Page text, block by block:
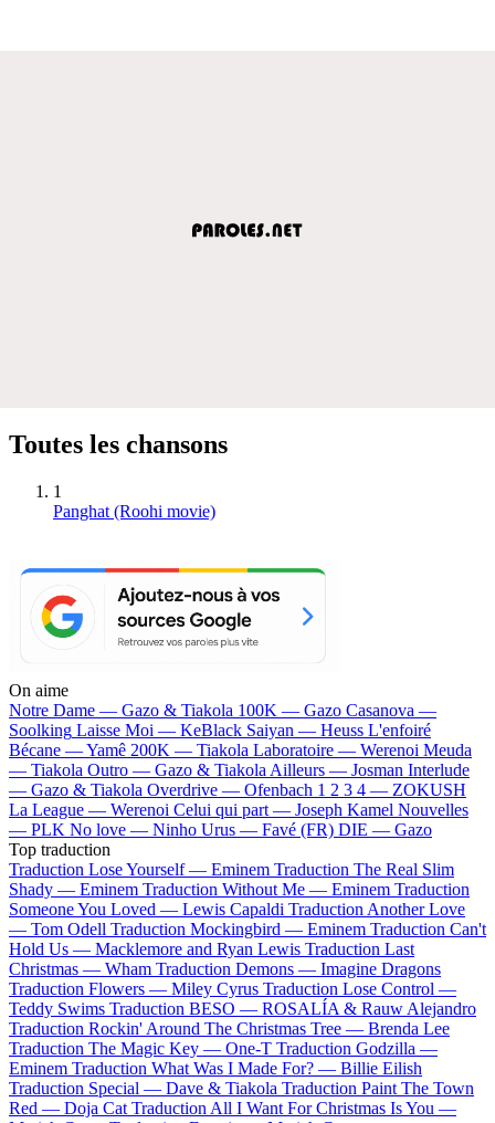
Toutes les chansons
1
Panghat (Roohi movie)
On aime
Notre Dame — Gazo & Tiakola 100K — Gazo Casanova —
Soolking Laisse Moi — KeBlack Saiyan — Heuss L'enfoiré
Bécane —Yamê 200K — Tiakola Laboratoire — Werenoi Meuda
— Tiakola Outro — Gazo & Tiakola Ailleurs — Josman Interlude
— Gazo & Tiakola Overdrive — Ofenbach 1 2 3 4 — ZOKUSH
La League — Werenoi Celui qui part — Joseph Kamel Nouvelles
— PLK No love — Ninho Urus — Favé (FR) DIE — Gazo
Top traduction
Traduction Lose Yourself — Eminem Traduction The Real Slim
Shady — Eminem Traduction Without Me — Eminem Traduction
Someone You Loved — Lewis Capaldi Traduction Another Love
— Tom Odell Traduction Mockingbird — Eminem Traduction Can't
Hold Us — Macklemore and Ryan Lewis Traduction Last
Christmas — Wham Traduction Demons — Imagine Dragons
Traduction Flowers — Miley Cyrus Traduction Lose Control —
Teddy Swims Traduction BESO — ROSALÍA & Rauw Alejandro
Traduction Rockin' Around The Christmas Tree — Brenda Lee
Traduction The Magic Key — One-T Traduction Godzilla —
Eminem Traduction What Was I Made For? — Billie Eilish
Traduction Special — Dave & Tiakola Traduction Paint The Town
Red — Doja Cat Traduction All I Want For Christmas Is You —